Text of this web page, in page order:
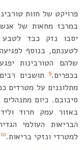
במרכז מחאות של
יסבו נזק כבד לטבע
לטענתם, בנוסף
שלהם הטורבינות
בכפרים.9
תושבים
מתלוננים על מטרדים
סיבובם. כיום
באזור עמק חרוד
הבריאות העולמי
למטרדי ונזקי בריאות.10